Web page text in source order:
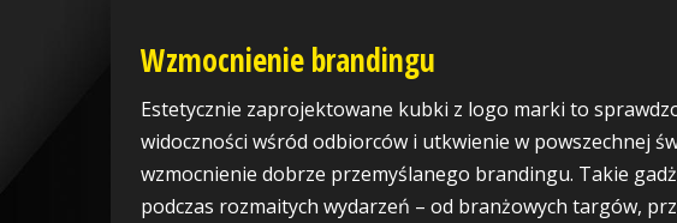
Wzmocnienie brandingu
Estetycznie zaprojektowane kubki z logo marki to
widoczności wśród odbiorców i utkwienie w powszechnej
wzmocnienie dobrze przemyślanego brandingu. Takie
podczas rozmaitych wydarzeń – od branżowych targów,